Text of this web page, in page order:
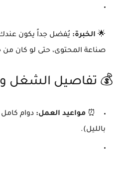
🌟 الخبرة: يُفضل جداً يكون
صناعة المحتوى، حتى لو كان
💰 تفاصيل الشغل
⏰ مواعيد العمل:
بالليل).